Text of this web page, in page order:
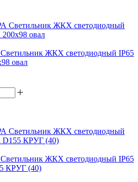
ЖКХ светодиодный IP65
овал
ЖКХ светодиодный IP65
КРУГ (40)